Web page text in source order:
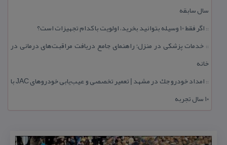
سال سابقه
:: اگر فقط 10 وسیله بتوانید بخرید، اولویت با كدام تجهیزات است؟
:: خدمات پزشكی در منزل؛ راهنمای جامع دریافت مراقبت‌های درمانی در
خانه
::
امداد خودرو جك در مشهد | تعمیر تخصصی و عیب‌یابی خودروهای JAC با
۱۰ سال تجربه